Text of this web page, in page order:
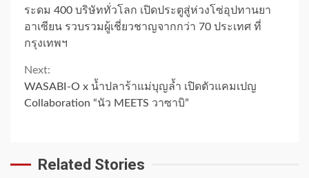
Reading
ระดม 400 บริษัททั่วโลก เปิดประตูสู่ห่วงโซ่อุปทานยา
อาเซียน รวบรวมผู้เชี่ยวชาญจากกว่า 70 ประเทศ ที่
กรุงเทพฯ
Next:
WASABI-O x น้ำปลาร้าแม่บุญล้ำ เปิดตัวแคมเปญ
Collaboration “นัว MEETS วาซาบิ”
Related Stories